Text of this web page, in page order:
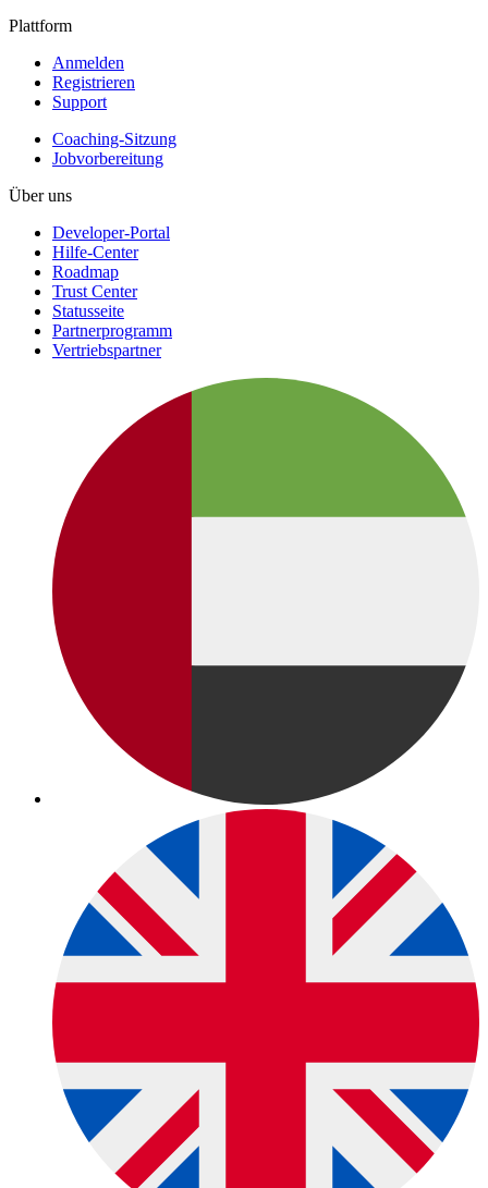
Plattform
Anmelden
Registrieren
Support
Coaching-Sitzung
Jobvorbereitung
Über uns
Developer-Portal
Hilfe-Center
Roadmap
Trust Center
Statusseite
Partnerprogramm
Vertriebspartner